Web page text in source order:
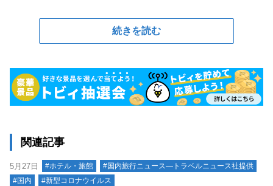
続きを読む
関連記事
5月27日 #ホテル・旅館
#国内旅行ニュース―トラベルニュース社提供
#国内
#新型コロナウイルス